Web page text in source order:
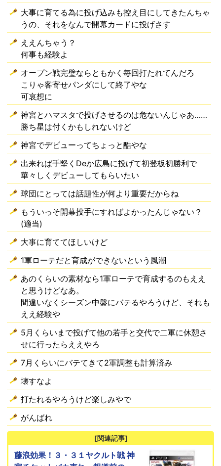
大事に育てる為に投げ込みも控え目にしてきたんちゃ
うの、それをなんで開幕カードに投げさす
ええんちゃう？
何事も経験よ
オープン戦完璧ならともかく毎回打たれてんだろ
こりゃ客寄せパンダにして終了やな
可哀想に
神宮とハマスタで投げさせるのは危ないんじゃあ……
勝ち星は付くかもしれないけど
神宮でデビューってちょっと酷やな
出来れば手堅くDeか広島に投げて初登板初勝利で
華々しくデビューしてもらいたい
球団にとっては話題性が何より重要だからね
もういっそ開幕投手にすればよかったんじゃない？
(適当)
大事に育ててほしいけど
1軍ローテだと育成ができないという風潮
あのくらいの素材なら1軍ローテで育成するのもええ
と思うけどなあ。
間違いなくシーズン中盤にバテるやろうけど、それも
ええ経験や
5月くらいまで投げて他の若手と交代で二軍に休憩さ
せに行ったらええやろ
7月くらいにバテてきて2軍調整も計算済み
壊すなよ
打たれるやろうけど楽しみやで
がんばれ
[関連記事]
藤浪効果！３・３１ヤクルト戦 神